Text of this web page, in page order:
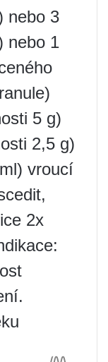
nebo 3
nebo 1
5 g)
2,5 g)
vroucí
2x